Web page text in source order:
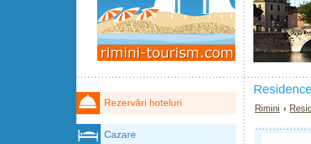
Rimini ›
Rezervări hoteluri
Cazare